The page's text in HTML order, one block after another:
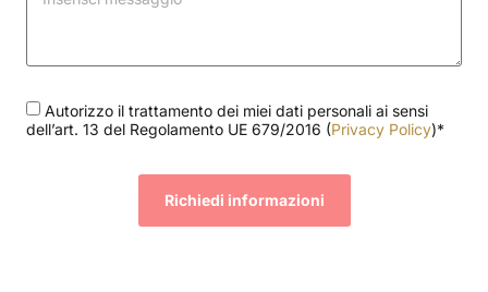
Autorizzo il trattamento dei miei dati personali ai sensi
dell’art. 13 del Regolamento UE 679/2016 (Privacy Policy)*
Richiedi informazioni